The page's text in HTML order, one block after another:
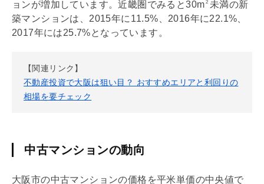
ョンが増加しています。近畿圏でみると30m 2 未満の新
築マンションは、2015年に11.5%、2016年に22.1%、
2017年には25.7%となっています。
【関連リンク】
不動産投資で大阪は狙い目？ おすすめエリアと利回りの
相場を要チェック
中古マンションの動向
大阪市の中古マンションの価格を平米単価の中央値で